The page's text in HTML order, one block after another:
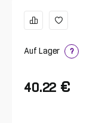
Auf Lager ?
40.22 €